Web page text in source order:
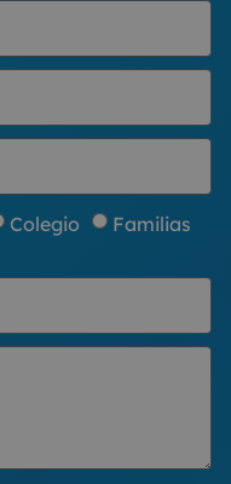
Colegio
Familias